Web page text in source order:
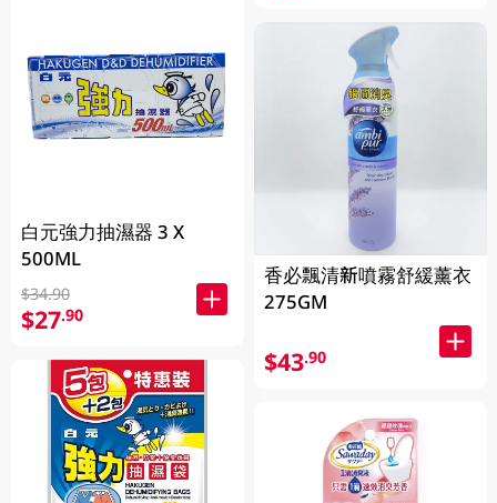
白元強力抽濕器 3 X
500ML
$34.90
$27.90
香必飄清新噴霧舒緩薰衣
275GM
$43.90